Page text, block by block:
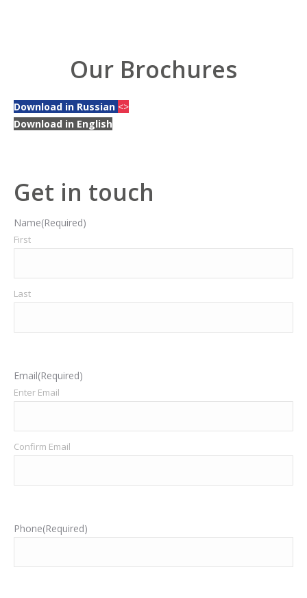
Our Brochures
Download in Russian <>
Download in English
Get in touch
Name(Required)
First
Last
Email(Required)
Enter Email
Confirm Email
Phone(Required)